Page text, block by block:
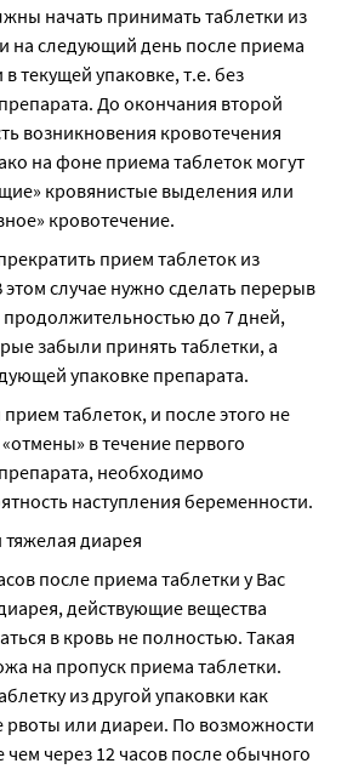
начать принимать таблетки из
на следующий день после приема
текущей упаковке, т.е. без
До окончания второй
возникновения кровотечения
на фоне приема таблеток могут
кровянистые выделения или
кровотечение.
прием таблеток из
случае нужно сделать перерыв
продолжительностью до 7 дней,
забыли принять таблетки, а
упаковке препарата.
таблеток, и после этого не
в течение первого
необходимо
наступления беременности.
тяжелая диарея
после приема таблетки у Вас
действующие вещества
в кровь не полностью. Такая
на пропуск приема таблетки.
из другой упаковки как
рвоты или диареи. По возможности
через 12 часов после обычного